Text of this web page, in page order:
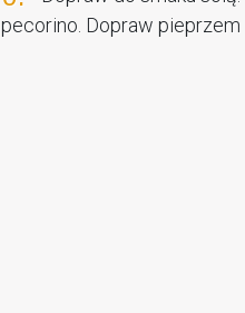
pecorino. Dopraw pieprzem